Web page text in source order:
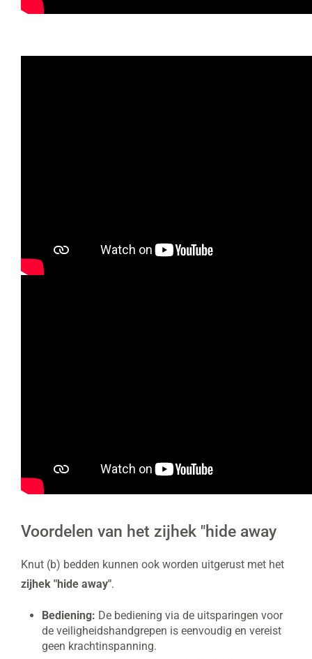
Voordelen van het zijhek "hide away
Knut (b) bedden kunnen ook worden uitgerust met het
zijhek "hide away".
Bediening: De bediening via de uitsparingen voor
de veiligheidshandgrepen is eenvoudig en vereist
geen krachtinspanning.